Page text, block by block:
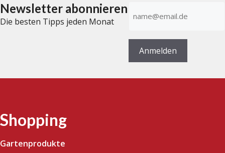
Newsletter abonnieren
Die besten Tipps jeden Monat
Mail-
Anmelden
Shopping
Gartenprodukte